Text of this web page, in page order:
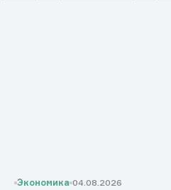
Экономика 04.08.2026